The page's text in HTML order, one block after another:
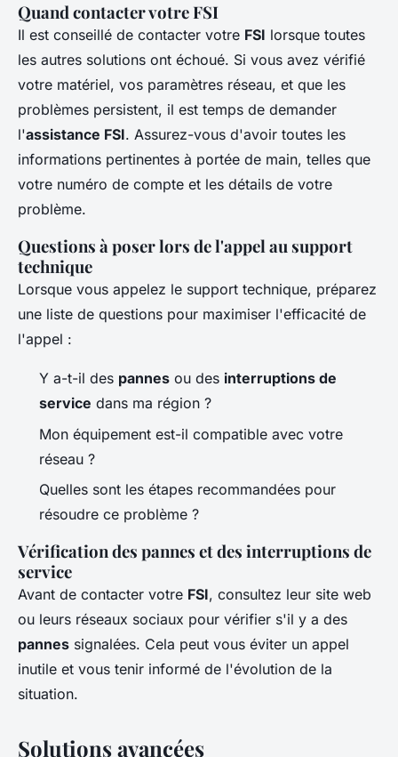
Quand contacter votre FSI
Il est conseillé de contacter votre FSI lorsque toutes
les autres solutions ont échoué. Si vous avez vérifié
votre matériel, vos paramètres réseau, et que les
problèmes persistent, il est temps de demander
l'assistance FSI. Assurez-vous d'avoir toutes les
informations pertinentes à portée de main, telles que
votre numéro de compte et les détails de votre
problème.
Questions à poser lors de l'appel au support
technique
Lorsque vous appelez le support technique, préparez
une liste de questions pour maximiser l'efficacité de
l'appel :
Y a-t-il des pannes ou des interruptions de
service dans ma région ?
Mon équipement est-il compatible avec votre
réseau ?
Quelles sont les étapes recommandées pour
résoudre ce problème ?
Vérification des pannes et des interruptions de
service
Avant de contacter votre FSI, consultez leur site web
ou leurs réseaux sociaux pour vérifier s'il y a des
pannes signalées. Cela peut vous éviter un appel
inutile et vous tenir informé de l'évolution de la
situation.
Solutions avancées